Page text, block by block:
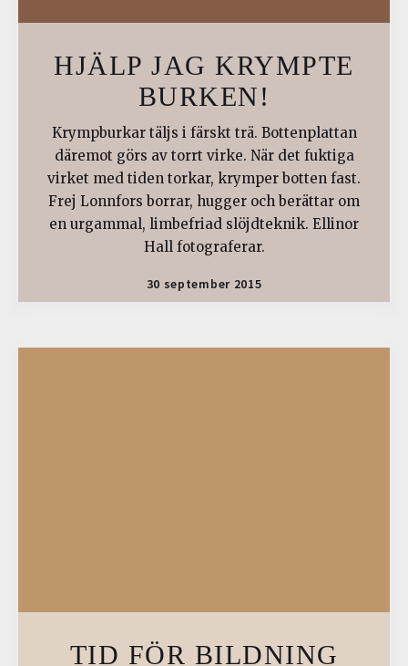
HJÄLP JAG KRYMPTE
BURKEN!
Krympburkar täljs i färskt trä. Bottenplattan
däremot görs av torrt virke. När det fuktiga
virket med tiden torkar, krymper botten fast.
Frej Lonnfors borrar, hugger och berättar om
en urgammal, limbefriad slöjdteknik. Ellinor
Hall fotograferar.
30 september 2015
TID FÖR BILDNING